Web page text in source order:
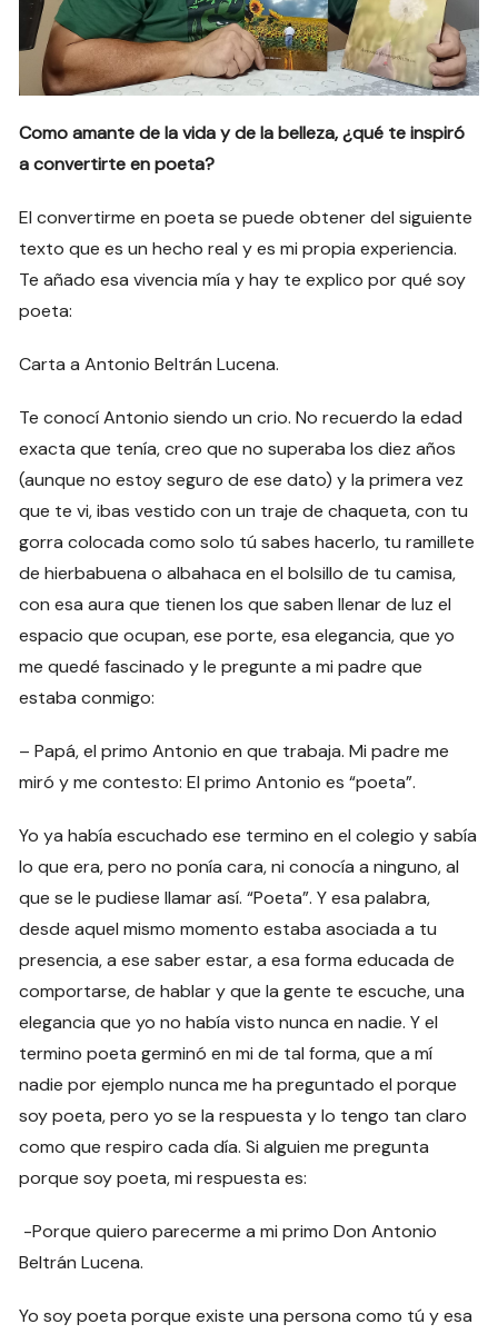
Como amante de la vida y de la belleza, ¿qué te inspiró
a convertirte en poeta?
El convertirme en poeta se puede obtener del siguiente
texto que es un hecho real y es mi propia experiencia.
Te añado esa vivencia mía y hay te explico por qué soy
poeta:
Carta a Antonio Beltrán Lucena.
Te conocí Antonio siendo un crio. No recuerdo la edad
exacta que tenía, creo que no superaba los diez años
(aunque no estoy seguro de ese dato) y la primera vez
que te vi, ibas vestido con un traje de chaqueta, con tu
gorra colocada como solo tú sabes hacerlo, tu ramillete
de hierbabuena o albahaca en el bolsillo de tu camisa,
con esa aura que tienen los que saben llenar de luz el
espacio que ocupan, ese porte, esa elegancia, que yo
me quedé fascinado y le pregunte a mi padre que
estaba conmigo:
– Papá, el primo Antonio en que trabaja. Mi padre me
miró y me contesto: El primo Antonio es “poeta”.
Yo ya había escuchado ese termino en el colegio y sabía
lo que era, pero no ponía cara, ni conocía a ninguno, al
que se le pudiese llamar así. “Poeta”. Y esa palabra,
desde aquel mismo momento estaba asociada a tu
presencia, a ese saber estar, a esa forma educada de
comportarse, de hablar y que la gente te escuche, una
elegancia que yo no había visto nunca en nadie. Y el
termino poeta germinó en mi de tal forma, que a mí
nadie por ejemplo nunca me ha preguntado el porque
soy poeta, pero yo se la respuesta y lo tengo tan claro
como que respiro cada día. Si alguien me pregunta
porque soy poeta, mi respuesta es:
-Porque quiero parecerme a mi primo Don Antonio
Beltrán Lucena.
Yo soy poeta porque existe una persona como tú y esa